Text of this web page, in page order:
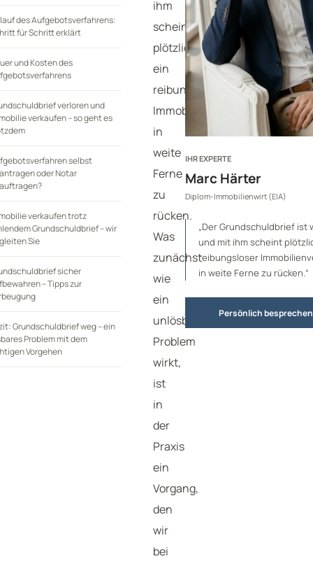
des Aufgebotsverfahrens:
für Schritt erklärt
und Kosten des
verloren und
verkaufen – so geht es
selbst
oder Notar
verkaufen trotz
Grundschuldbrief – wir
Sie
sicher
– Tipps zur
Grundschuldbrief weg – ein
Problem mit dem
Vorgehen
ihm
scheint
plötzlich
ein
reibungsloser
Immobilienverkauf
in
weite
Ferne
zu
rücken.
Was
zunächst
wie
ein
unlösbares
Problem
wirkt,
ist
in
der
Praxis
ein
Vorgang,
den
wir
bei
IHR EXPERTE
Marc Härter
Diplom-Immobilienwirt (EIA)
„Der Grundschuldbrief ist
und mit ihm scheint
reibungsloser
in weite Ferne zu rücken.“
Persönlich besprechen